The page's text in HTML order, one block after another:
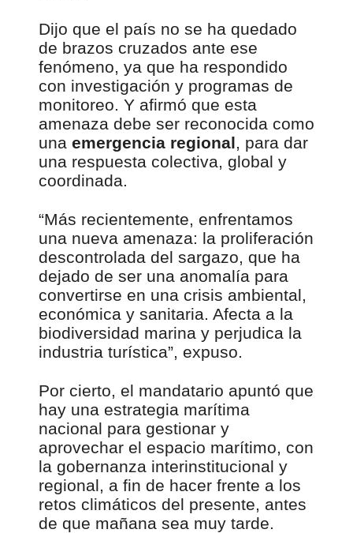
Dijo que el país no se ha quedado
de brazos cruzados ante ese
fenómeno, ya que ha respondido
con investigación y programas de
monitoreo. Y afirmó que esta
amenaza debe ser reconocida como
una emergencia regional, para dar
una respuesta colectiva, global y
coordinada.
“Más recientemente, enfrentamos
una nueva amenaza: la proliferación
descontrolada del sargazo, que ha
dejado de ser una anomalía para
convertirse en una crisis ambiental,
económica y sanitaria. Afecta a la
biodiversidad marina y perjudica la
industria turística”, expuso.
Por cierto, el mandatario apuntó que
hay una estrategia marítima
nacional para gestionar y
aprovechar el espacio marítimo, con
la gobernanza interinstitucional y
regional, a fin de hacer frente a los
retos climáticos del presente, antes
de que mañana sea muy tarde.